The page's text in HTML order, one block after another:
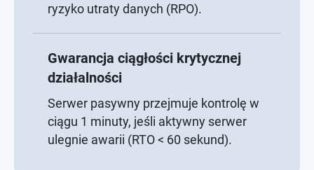
ryzyko utraty danych (RPO).
Gwarancja ciągłości krytycznej
działalności
Serwer pasywny przejmuje kontrolę w
ciągu 1 minuty, jeśli aktywny serwer
ulegnie awarii (RTO < 60 sekund).